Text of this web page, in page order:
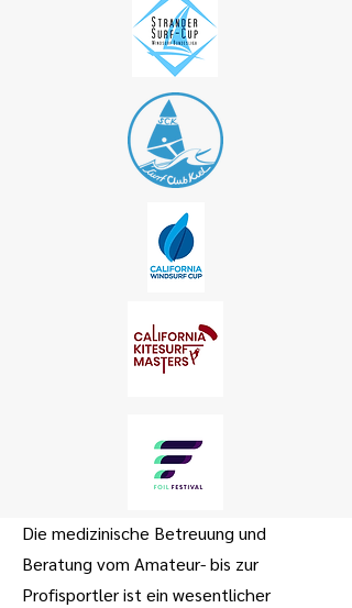
Die medizinische Betreuung und
Beratung vom Amateur- bis zur
Profisportler ist ein wesentlicher